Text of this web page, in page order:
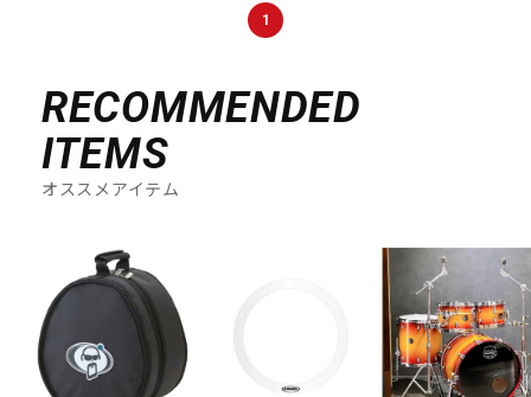
配信/ライブ機器 楽器アクセサリ
中古
1
RECOMMENDED
ITEMS
オススメアイテム